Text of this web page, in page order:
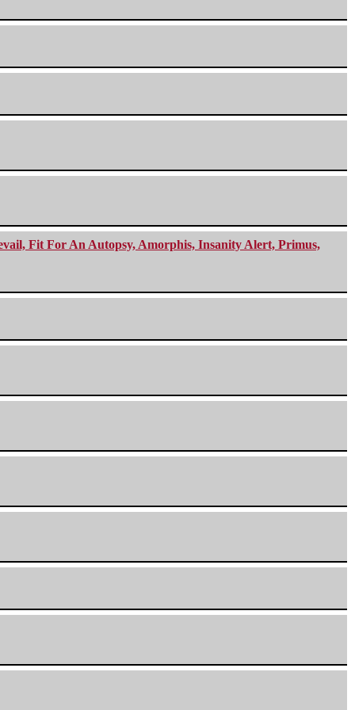
Fit For An Autopsy, Amorphis, Insanity Alert, Primus,